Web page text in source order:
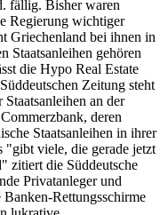
fällig. Bisher waren
Regierung wichtiger
Griechenland bei ihnen in
Staatsanleihen gehören
die Hypo Real Estate
Zeitung steht
an der
deren
Staatsanleihen in ihrer
viele, die gerade jetzt
zitiert die Süddeutsche
Privatanleger und
Rettungsschirme